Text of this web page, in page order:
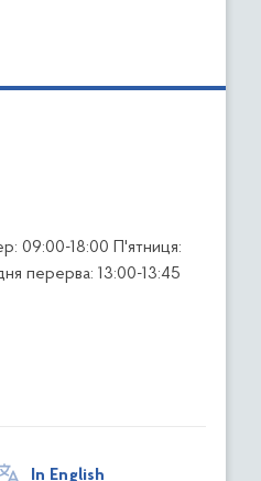
09:00-18:00 П'ятниця:
перерва: 13:00-13:45
In English